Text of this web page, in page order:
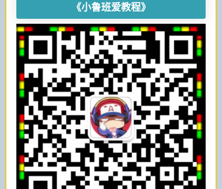
《小鲁班爱教程》